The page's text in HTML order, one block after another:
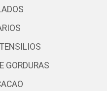
GORDURAS